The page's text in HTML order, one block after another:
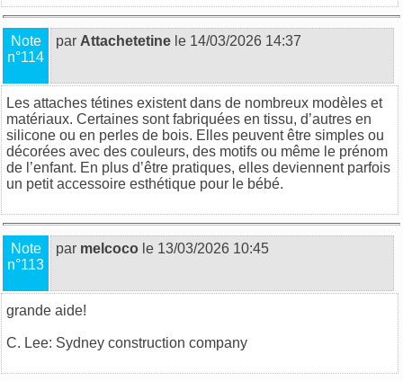
Note
n°114
par Attachetetine le 14/03/2026 14:37
Les attaches tétines existentdans de nombreux modèles et
matériaux. Certaines sont fabriquées en tissu, d’autres en
silicone ou en perles de bois. Elles peuvent être simples ou
décorées avec des couleurs, des motifs ou même le prénom
de l’enfant. En plus d’être pratiques, elles deviennent parfois
un petit accessoire esthétique pour le bébé.
Note
n°113
par melcoco le 13/03/2026 10:45
grande aide!
C. Lee: Sydney construction company